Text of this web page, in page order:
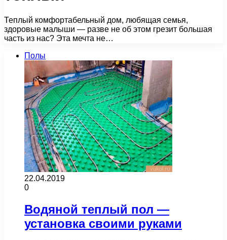
Теплый комфортабельный дом, любящая семья,
здоровые малыши — разве не об этом грезит большая
часть из нас? Эта мечта не…
Полы
22.04.2019
0
Водяной теплый пол —
установка своими руками